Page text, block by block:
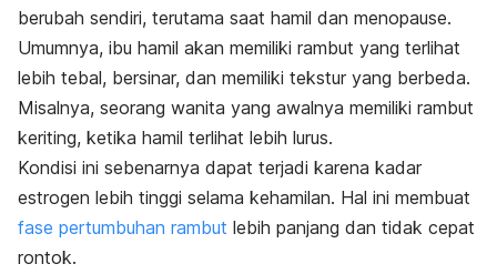
berubah sendiri, terutama saat hamil dan menopause.
Umumnya, ibu hamil akan memiliki rambut yang terlihat
lebih tebal, bersinar, dan memiliki tekstur yang berbeda.
Misalnya, seorang wanita yang awalnya memiliki rambut
keriting, ketika hamil terlihat lebih lurus.
Kondisi ini sebenarnya dapat terjadi karena kadar
estrogen lebih tinggi selama kehamilan. Hal ini membuat
fase pertumbuhan rambut lebih panjang dan tidak cepat
rontok.